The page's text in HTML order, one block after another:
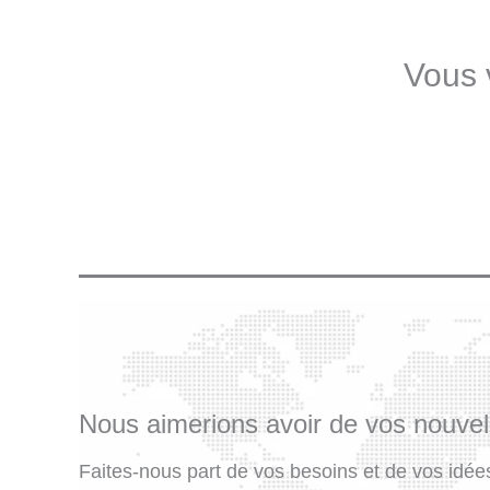
Vous
Nous aimerions avoir de vos
Faites-nous part de vos besoins et de vos